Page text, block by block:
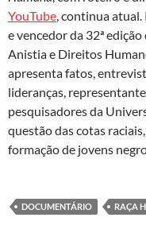
YouTube, continua
e vencedor da 32ª
Anistia e Direitos
apresenta fatos,
lideranças,
pesquisadores da
questão das cotas
formação de jovens
DOCUMENTÁRIO RAÇA